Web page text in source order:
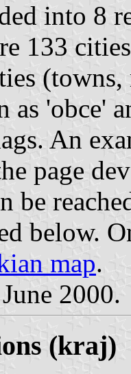
into 8
133
as 'obce'
An
page
be
below.
map.
2000.
(kraj)